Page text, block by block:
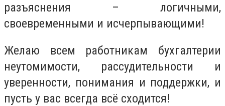
разъяснения – логичными,
своевременными и исчерпывающими!
Желаю всем работникам бухгалтерии
неутомимости, рассудительности и
уверенности, понимания и поддержки, и
пусть у вас всегда всё сходится!